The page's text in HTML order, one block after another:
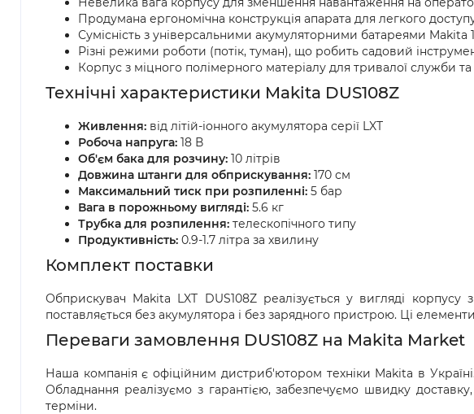
Продумана ергономічна конструкція апарата для легкого
Сумісність з універсальними акумуляторними батареями Makita
Різні режими роботи (потік, туман), що робить садовий
Корпус з міцного полімерного матеріалу для тривалої служби та
Технічні характеристики Makita DUS108Z
Живлення: від літій-іонного акумулятора серії LXT
Робоча напруга: 18 В
Об'єм бака для розчину: 10 літрів
Довжина штанги для обприскування: 170 см
Максимальний тиск при розпиленні: 5 бар
Вага в порожньому вигляді: 5.6 кг
Трубка для розпилення: телескопічного типу
Продуктивність: 0.9-1.7 літра за хвилину
Комплект поставки
Обприскувач Makita LXT DUS108Z реалізується у вигляді
поставляється без акумулятора і без зарядного пристрою. Ці
Переваги замовлення DUS108Z на Makita Market
Наша компанія є офіційним дистриб'ютором техніки Makita в
Обладнання реалізуємо з гарантією, забезпечуємо швидку
терміни.